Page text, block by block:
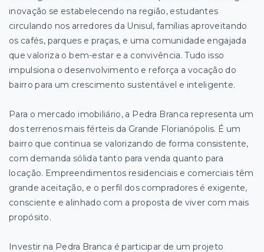
inovação se estabelecendo na região, estudantes
circulando nos arredores da Unisul, famílias aproveitando
os cafés, parques e praças, e uma comunidade engajada
que valoriza o bem-estar e a convivência. Tudo isso
impulsiona o desenvolvimento e reforça a vocação do
bairro para um crescimento sustentável e inteligente.
Para o mercado imobiliário, a Pedra Branca representa um
dos terrenos mais férteis da Grande Florianópolis. É um
bairro que continua se valorizando de forma consistente,
com demanda sólida tanto para venda quanto para
locação. Empreendimentos residenciais e comerciais têm
grande aceitação, e o perfil dos compradores é exigente,
consciente e alinhado com a proposta de viver com mais
propósito.
Investir na Pedra Branca é participar de um projeto